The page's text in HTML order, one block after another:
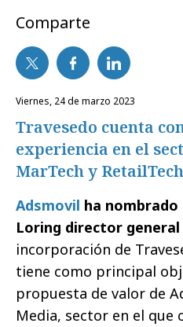
Comparte
viernes, 24 de marzo 2023
Travesedo cuenta
experiencia en el
MarTech y
Adsmovil ha nombrado
Loring director general
incorporación de
tiene como principal
propuesta de valor de
Media, sector en el que